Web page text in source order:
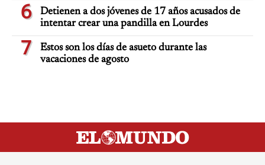
6
Detienen a dos jóvenes de 17 años acusados de
intentar crear una pandilla en Lourdes
7
Estos son los días de asueto durante las
vacaciones de agosto